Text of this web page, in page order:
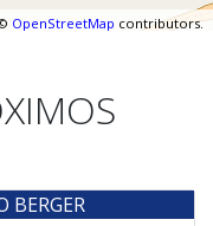
OpenStreetMap contributors.
Venda
BERGER